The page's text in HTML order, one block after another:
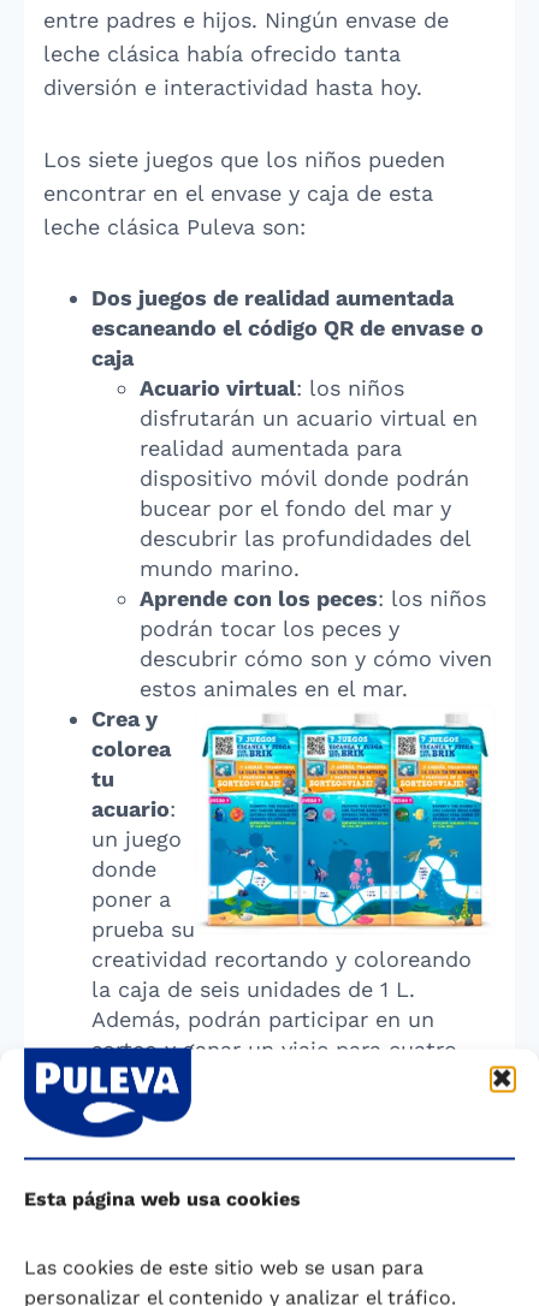
Esta página web usa cookies
Las cookies de este sitio web se usan para
personalizar el contenido y analizar el tráfico.
entre padres e hijos. Ningún envase de
leche clásica había ofrecido tanta
diversión e interactividad hasta hoy.
Los siete juegos que los niños pueden
encontrar en el envase y caja de esta
leche clásica Puleva son:
Dos juegos de realidad aumentada
escaneando el código QR de envase o
caja
Acuario virtual: los niños
disfrutarán un acuario virtual en
realidad aumentada para
dispositivo móvil donde podrán
bucear por el fondo del mar y
descubrir las profundidades del
mundo marino.
Aprende con los peces: los niños
podrán tocar los peces y
descubrir cómo son y cómo viven
estos animales en el mar.
Crea y
colorea
tu
acuario:
un juego
donde
poner a
prueba su
creatividad recortando y coloreando
la caja de seis unidades de 1 L.
Además, podrán participar en un
sorteo y ganar un viaje para cuatro
personas al Oceanográfico de
Valencia.
Oca infinita
diferentes envases y crear su propio
El puzzle del universo Buscando a
Nemo: recortando el lateral del